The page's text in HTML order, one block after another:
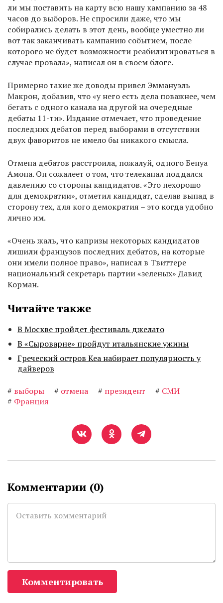
ли мы поставить на карту всю нашу кампанию за 48
часов до выборов. Не спросили даже, что мы
собирались делать в этот день, вообще уместно ли
вот так заканчивать кампанию событием, после
которого не будет возможности реабилитироваться в
случае провала», написал он в своем блоге.
Примерно такие же доводы привел Эммануэль
Макрон, добавив, что «у него есть дела поважнее, чем
бегать с одного канала на другой на очередные
дебаты 11-ти». Издание отмечает, что проведение
последних дебатов перед выборами в отсутствии
двух фаворитов не имело бы никакого смысла.
Отмена дебатов расстроила, пожалуй, одного Бенуа
Амона. Он сожалеет о том, что телеканал поддался
давлению со стороны кандидатов. «Это нехорошо
для демократии», отметил кандидат, сделав выпад в
сторону тех, для кого демократия – это когда удобно
лично им.
«Очень жаль, что капризы некоторых кандидатов
лишили французов последних дебатов, на которые
они имели полное право», написал в Твиттере
национальный секретарь партии «зеленых» Давид
Корман.
Читайте также
В Москве пройдет фестиваль джелато
В «Сыроварне» пройдут итальянские ужины
Греческий остров Кеа набирает популярность у
дайверов
# выборы # отмена # президент # СМИ
# Франция
Комментарии (0)
Комментировать